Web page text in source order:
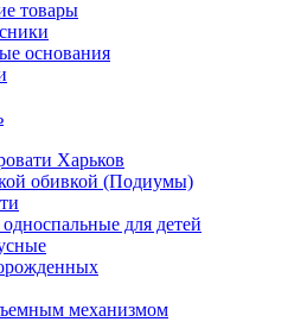
товары
основания
Харьков
обивкой (Подиумы)
для детей
механизмом